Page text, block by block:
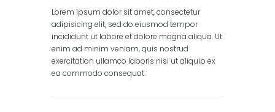
Lorem ipsum dolor sit amet, consectetur
adipisicing elit, sed do eiusmod tempor
incididunt ut labore et dolore magna aliqua. Ut
enim ad minim veniam, quis nostrud
exercitation ullamco laboris nisi ut aliquip ex
ea commodo consequat.